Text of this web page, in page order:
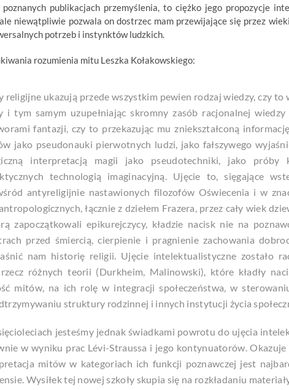
publikacjach przemyślenia, to ciężko jego propozycje
niewątpliwie pozwala on dostrzec mam przewijające się przez
potrzeb i instynktów ludzkich.
rozumienia mitu Leszka Kołakowskiego:
religijne ukazują przede wszystkim pewien rodzaj wiedzy, czy to
i tym samym uzupełniając skromny zasób racjonalnej wiedzy
fantazji, czy to przekazując mu zniekształconą
jako pseudonauki pierwotnych ludzi, jako fałszywego
interpretacją magii jako pseudotechniki, jako próby
technologią imaginacyjną. Ujęcie to, sięgające
antyreligijnie nastawionych filozofów Oświecenia i w
łącznie z dziełem Frazera, przez cały wiek
zapoczątkowali epikurejczycy, kładzie nacisk nie na
przed śmiercią, cierpienie i pragnienie zachowania
nam historię religii. Ujęcie intelektualistyczne zostało
różnych teorii (Durkheim, Malinowski), które kładły
mitów, na ich rolę w integracji społeczeństwa, w
struktury rodzinnej i innych instytucji życia
jesteśmy jednak świadkami powrotu do ujęcia
w wyniku prac Lévi-Straussa i jego kontynuatorów.
mitów w kategoriach ich funkcji poznawczej jest
Wysiłek tej nowej szkoły skupia się na rozkładaniu